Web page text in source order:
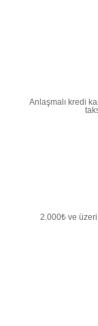
Anlaşmalı kredi
2.000₺ ve